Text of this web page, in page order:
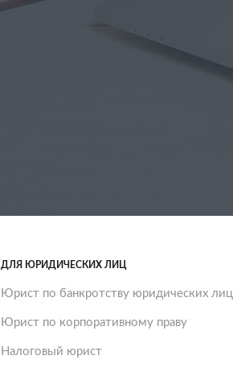
ДЛЯ ЮРИДИЧЕСКИХ ЛИЦ
Юрист по банкротству юридических лиц
Юрист по корпоративному праву
Налоговый юрист